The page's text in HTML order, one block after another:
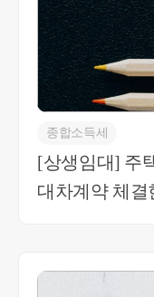
종합소득세
[상생임대] 주
대차계약 체결